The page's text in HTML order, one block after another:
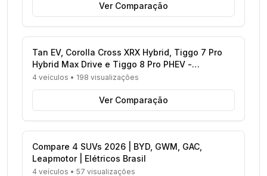
Ver Comparação
Tan EV, Corolla Cross XRX Hybrid, Tiggo 7 Pro
Hybrid Max Drive e Tiggo 8 Pro PHEV -
Comparativo Completo
4 veículos • 198 visualizações
Ver Comparação
Compare 4 SUVs 2026 | BYD, GWM, GAC,
Leapmotor | Elétricos Brasil
4 veículos • 57 visualizações